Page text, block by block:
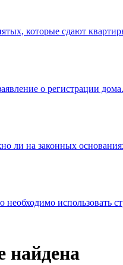
которые сдают
о регистрации дома.
ли на законных
использовать
найдена